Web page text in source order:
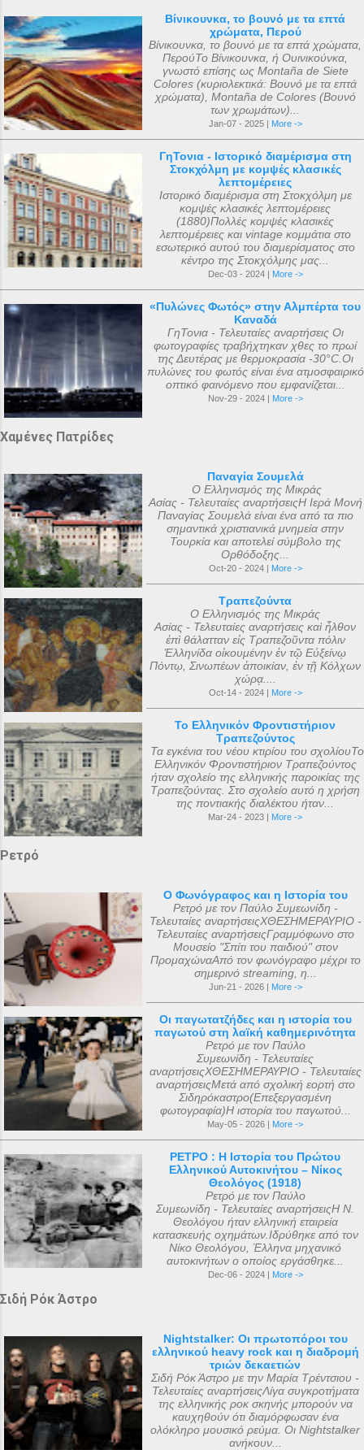
Βίνικουνκα, το βουνό με τα επτά
χρώματα, Περού
Βίνικουνκα, το βουνό με τα επτά χρώματα,
ΠερούΤο Βίνικουνκα, ή Ουινικούνκα,
γνωστό επίσης ως Montaña de Siete
Colores (κυριολεκτικά: Βουνό με τα επτά
χρώματα), Montaña de Colores (Βουνό
των χρωμάτων)...
Jan-07 - 2025 | More ->
ΓηΤονια - Ιστορικό διαμέρισμα στη
Στοκχόλμη με κομψές κλασικές
λεπτομέρειες
Ιστορικό διαμέρισμα στη Στοκχόλμη με
κομψές κλασικές λεπτομέρειες
(1880)Πολλές κομψές κλασικές
λεπτομέρειες και vintage κομμάτια στο
εσωτερικό αυτού του διαμερίσματος στο
κέντρο της Στοκχόλμης μας...
Dec-03 - 2024 | More ->
«Πυλώνες Φωτός» στην Αλμπέρτα του
Καναδά
ΓηΤονια - Τελευταίες αναρτήσεις Οι
φωτογραφίες τραβήχτηκαν χθες το πρωί
της Δευτέρας με θερμοκρασία -30°C.Οι
πυλώνες του φωτός είναι ένα ατμοσφαιρικό
οπτικό φαινόμενο που εμφανίζεται...
Nov-29 - 2024 | More ->
Χαμένες Πατρίδες
Παναγία Σουμελά
Ο Ελληνισμός της Μικράς
Ασίας - Τελευταίες αναρτήσειςΗ Ιερά Μονή
Παναγίας Σουμελά είναι ένα από τα πιο
σημαντικά χριστιανικά μνημεία στην
Τουρκία και αποτελεί σύμβολο της
Ορθόδοξης...
Oct-20 - 2024 | More ->
Τραπεζούντα
Ο Ελληνισμός της Μικράς
Ασίας - Τελευταίες αναρτήσεις καὶ ἦλθον
ἐπὶ θάλατταν εἰς Τραπεζοῦντα πόλιν
Ἑλληνίδα οἰκουμένην ἐν τῷ Εὐξείνῳ
Πόντῳ, Σινωπέων ἀποικίαν, ἐν τῇ Κόλχων
χώρᾳ....
Oct-14 - 2024 | More ->
Το Ελληνικόν Φροντιστήριον
Τραπεζούντος
Τα εγκένια του νέου κτιρίου του σχολίουΤο
Ελληνικόν Φροντιστήριον Τραπεζούντος
ήταν σχολείο της ελληνικής παροικίας της
Τραπεζούντας. Στο σχολείο αυτό η χρήση
της ποντιακής διαλέκτου ήταν...
Mar-24 - 2023 | More ->
Ρετρό
Ο Φωνόγραφος και η Ιστορία του
Ρετρό με τον Παύλο Συμεωνίδη -
Τελευταίες αναρτήσειςΧΘΕΣΗΜΕΡΑΥΡΙΟ -
Τελευταίες αναρτήσειςΓραμμόφωνο στο
Μουσείο "Σπίτι του παιδιού" στον
ΠρομαχώναΑπό τον φωνόγραφο μέχρι το
σημερινό streaming, η...
Jun-21 - 2026 | More ->
Οι παγωτατζήδες και η ιστορία του
παγωτού στη λαϊκή καθημερινότητα
Ρετρό με τον Παύλο
Συμεωνίδη - Τελευταίες
αναρτήσειςΧΘΕΣΗΜΕΡΑΥΡΙΟ - Τελευταίες
αναρτήσειςΜετά από σχολική εορτή στο
Σιδηρόκαστρο(Επεξεργασμένη
φωτογραφία)Η ιστορία του παγωτού...
May-05 - 2026 | More ->
ΡΕΤΡΟ : Η Ιστορία του Πρώτου
Ελληνικού Αυτοκινήτου – Νίκος
Θεολόγος (1918)
Ρετρό με τον Παύλο
Συμεωνίδη - Τελευταίες αναρτήσειςΗ Ν.
Θεολόγου ήταν ελληνική εταιρεία
κατασκευής οχημάτων.Ιδρύθηκε από τον
Νίκο Θεολόγου, Έλληνα μηχανικό
αυτοκινήτων ο οποίος εργάσθηκε...
Dec-06 - 2024 | More ->
Σιδή Ρόκ Άστρο
Nightstalker: Οι πρωτοπόροι του
ελληνικού heavy rock και η διαδρομή
τριών δεκαετιών
Σιδή Ρόκ Άστρο με την Μαρία Τρέντσιου -
Τελευταίες αναρτήσειςΛίγα συγκροτήματα
της ελληνικής ροκ σκηνής μπορούν να
καυχηθούν ότι διαμόρφωσαν ένα
ολόκληρο μουσικό ρεύμα. Οι Nightstalker
ανήκουν...